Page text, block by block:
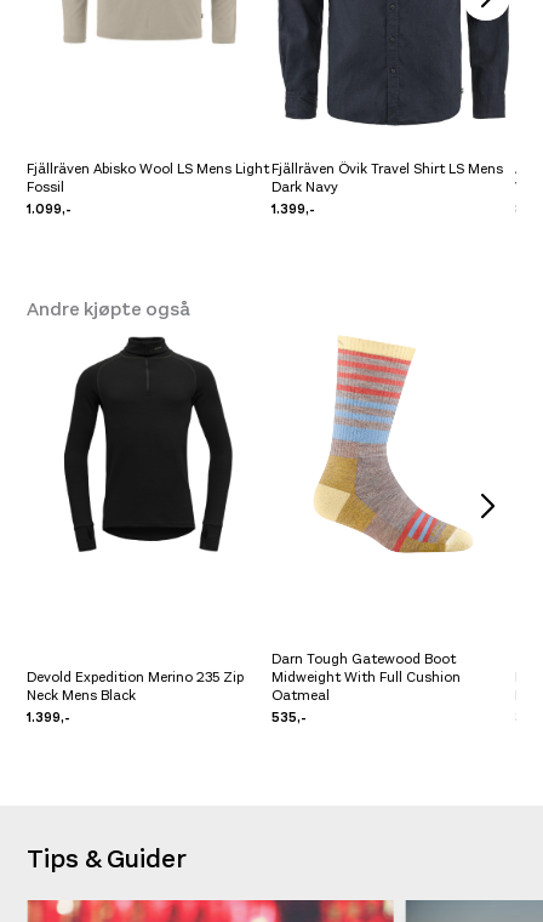
Fjällräven Abisko Wool LS Mens Light
Fossil
1.099,-
Fjällräven Övik Travel Shirt LS Mens
Dark Navy
1.399,-
Andre kjøpte også
Devold Expedition Merino 235 Zip
Neck Mens Black
1.399,-
Darn Tough Gatewood Boot
Midweight With Full Cushion
Oatmeal
535,-
Tips & Guider